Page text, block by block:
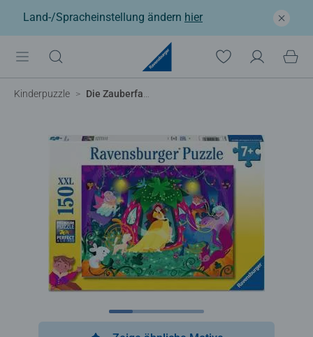
Land-/Spracheinstellung ändern hier
Kinderpuzzle Die Zauberfahrt